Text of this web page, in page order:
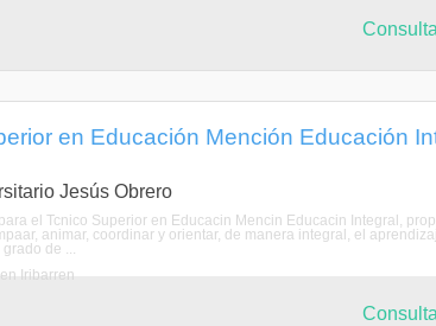
en Educación Mención Educación
Jesús Obrero
el Tcnico Superior en Educacin Mencin Educacin Integral,
animar, coordinar y orientar, de manera integral, el
de ...
Iribarren